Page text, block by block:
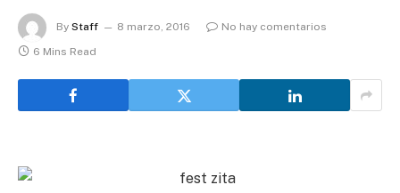
By Staff 8 marzo, 2016
No hay comentarios
6 Mins Read